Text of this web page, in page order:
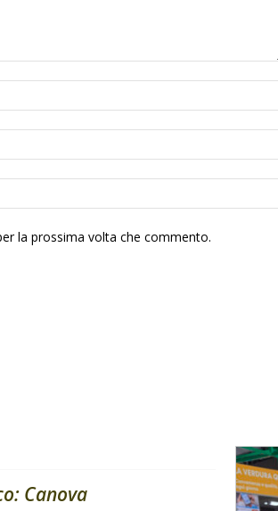
la prossima volta che commento.
Canova